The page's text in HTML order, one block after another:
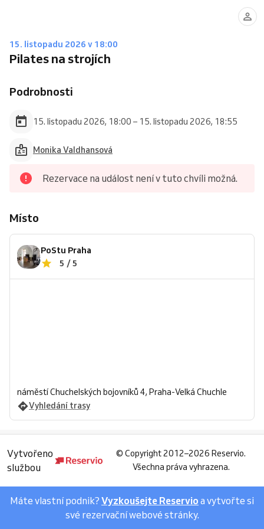
15. listopadu 2026 v 18:00
Pilates na strojích
Podrobnosti
15. listopadu 2026, 18:00 – 15. listopadu 2026, 18:55
Monika Valdhansová
Rezervace na událost není v tuto chvíli možná.
Místo
PoStu Praha
5 / 5
náměstí Chuchelských bojovníků 4, Praha-Velká Chuchle
Vyhledání trasy
Vytvořeno
službou
© Copyright 2012–2026 Reservio.
Všechna práva vyhrazena.
Máte vlastní podnik? Vyzkoušejte Reservio a vytvořte si
své rezervační webové stránky.